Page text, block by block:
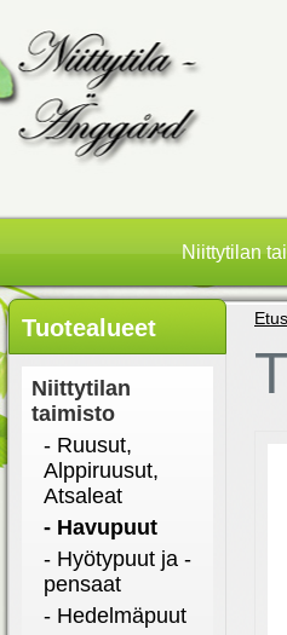
Niittytilan
Tuotealueet
Niittytilan
taimisto
- Ruusut,
Alppiruusut,
Atsaleat
- Havupuut
- Hyötypuut ja -
pensaat
- Hedelmäpuut